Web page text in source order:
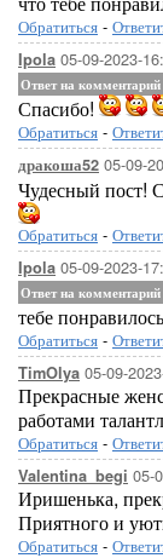
Обратиться -
Ipola 05-09-2023-
Ответ на
Спасибо!
Обратиться -
дракоша52 05-09-
Чудесный пост!
Обратиться -
Ipola 05-09-2023-
Ответ на
тебе
Обратиться -
TimOlya 05-09-
Прекрасные
работами
Обратиться -
Valentina_begi 05-
Иришенька,
Приятного и
Обратиться -